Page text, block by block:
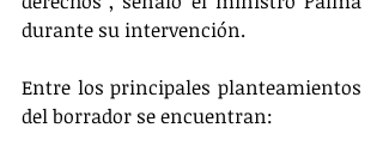
durante su intervención.
Entre los principales planteamientos
del borrador se encuentran: